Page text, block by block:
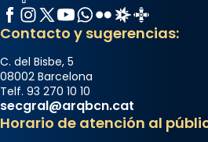
Facebook
Instagram
X / Twitter
YouTube
WhatsApp
FlickrRadio Estel
Catalunya
Contacto y sugerencias:
C. del Bisbe, 5
08002 Barcelona
Telf. 93 270 10 10
secgral@arqbcn.cat
Horario de atención al